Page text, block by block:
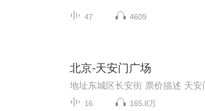
47 4609
北京-天安门广场
16 165.8万